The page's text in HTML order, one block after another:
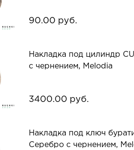
90.00 руб.
Накладка под цилиндр
с чернением, Melodia
3400.00 руб.
Накладка под ключ
Серебро с чернением,